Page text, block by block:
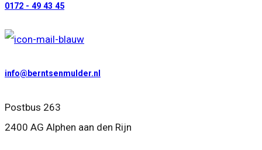
0172 - 49 43 45
info@berntsenmulder.nl
Postbus 263
2400 AG Alphen aan den Rijn